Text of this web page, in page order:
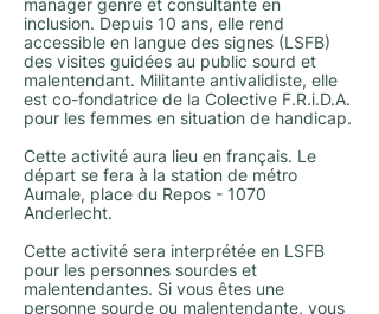
manager genre et consultante en
inclusion. Depuis 10 ans, elle rend
accessible en langue des signes (LSFB)
des visites guidées au public sourd et
malentendant. Militante antivalidiste, elle
est co-fondatrice de la Colective F.R.i.D.A.
pour les femmes en situation de handicap.
Cette activité aura lieu en français. Le
départ se fera à la station de métro
Aumale, place du Repos - 1070
Anderlecht.
Cette activité sera interprétée en LSFB
pour les personnes sourdes et
malentendantes. Si vous êtes une
personne sourde ou malentendante, vous